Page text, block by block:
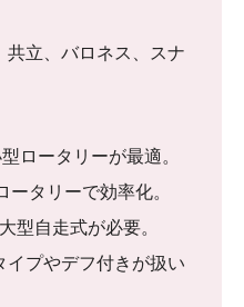
共立、バロネス、スナ
ロータリーが最適。
ータリーで効率化。
型自走式が必要。
イプやデフ付きが扱い